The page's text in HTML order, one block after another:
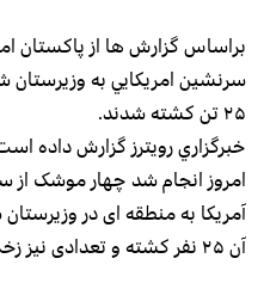
براساس گزارش ها از پاكستان
سرنشين امريكايي به وزيرستان
۲۵ تن كشته شدند.
خبرگزاري رويترز گزارش داده
امروز انجام شد چهار موشک
آمریکا به منطقه ای در
آن ۲۵ نفر کشته و تعدادی نیز زخمی شدند.